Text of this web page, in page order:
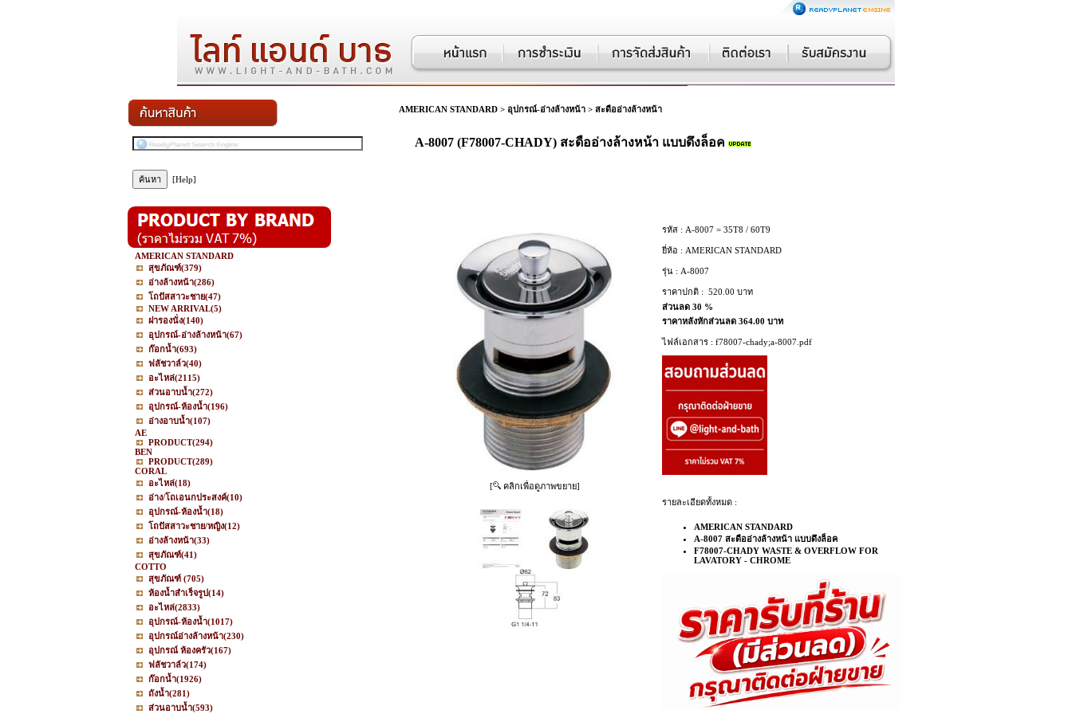
[Help]
AMERICAN STANDARD
สุขภัณฑ์(379)
อ่างล้างหน้า(286)
โถปัสสาวะชาย(47)
NEW ARRIVAL(5)
ฝารองนั่ง(140)
อุปกรณ์-อ่างล้างหน้า(67)
ก๊อกน้ำ(693)
ฟลัชวาล์ว(40)
อะไหล่(2115)
ส่วนอาบน้ำ(272)
อุปกรณ์-ห้องน้ำ(196)
อ่างอาบน้ำ(107)
AE
PRODUCT(294)
BEN
PRODUCT(289)
CORAL
อะไหล่(18)
อ่าง/โถเอนกประสงค์(10)
อุปกรณ์-ห้องน้ำ(18)
โถปัสสาวะชาย/หญิง(12)
อ่างล้างหน้า(33)
สุขภัณฑ์(41)
COTTO
สุขภัณฑ์ (705)
ห้องน้ำสำเร็จรูป(14)
อะไหล่(2833)
อุปกรณ์-ห้องน้ำ(1017)
อุปกรณ์อ่างล้างหน้า(230)
อุปกรณ์ ห้องครัว(167)
ฟลัชวาล์ว(174)
ก๊อกน้ำ(1926)
ถังน้ำ(281)
ส่วนอาบน้ำ(593)
AMERICAN STANDARD > อุปกรณ์-อ่างล้างหน้า > สะดืออ่างล้างหน้า
A-8007 (F78007-CHADY) สะดืออ่างล้างหน้า แบบดึงล็อค
[ คลิกเพื่อดูภาพขยาย]
รหัส : A-8007 = 35T8 / 60T9
ยี่ห้อ : AMERICAN STANDARD
รุ่น : A-8007
ราคาปกติ : 520.00 บาท
ส่วนลด 30 %
ราคาหลังหักส่วนลด 364.00 บาท
ไฟล์เอกสาร : f78007-chady;a-8007.pdf
รายละเอียดทั้งหมด :
AMERICAN STANDARD
A-8007 สะดืออ่างล้างหน้า แบบดึงล็อค
F78007-CHADY WASTE & OVERFLOW FOR
LAVATORY - CHROME